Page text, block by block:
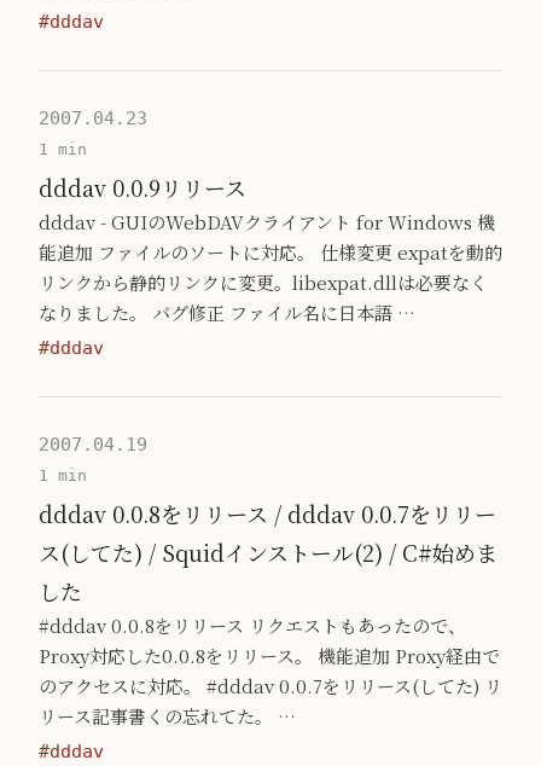
#dddav
2007.04.23
1 min
dddav 0.0.9リリース
dddav - GUIのWebDAVクライアント for Windows 機
能追加 ファイルのソートに対応。 仕様変更 expatを動的
リンクから静的リンクに変更。libexpat.dllは必要なく
なりました。 バグ修正 ファイル名に日本語 …
#dddav
2007.04.19
1 min
dddav 0.0.8をリリース / dddav 0.0.7をリリー
ス(してた) / Squidインストール(2) / C#始めま
した
#dddav 0.0.8をリリース リクエストもあったので、
Proxy対応した0.0.8をリリース。 機能追加 Proxy経由で
のアクセスに対応。 #dddav 0.0.7をリリース(してた) リ
リース記事書くの忘れてた。 …
#dddav